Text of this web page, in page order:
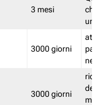
3 mesi
che
una
3000 giorni
attiva
3000 giorni